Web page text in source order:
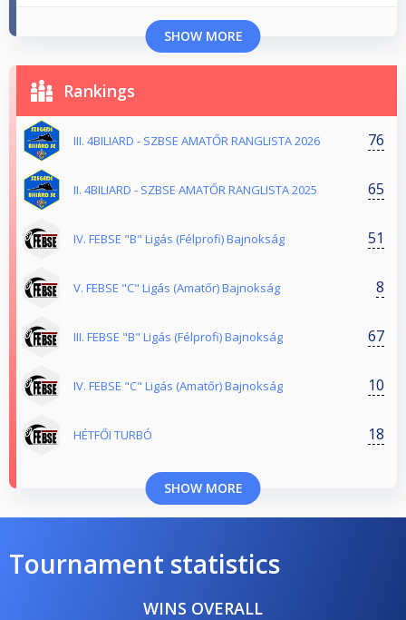
SHOW MORE
Rankings
III. 4BILIARD - SZBSE AMATŐR RANGLISTA 2026 76
II. 4BILIARD - SZBSE AMATŐR RANGLISTA 2025 65
IV. FEBSE "B" Ligás (Félprofi) Bajnokság 51
V. FEBSE "C" Ligás (Amatőr) Bajnokság 8
III. FEBSE "B" Ligás (Félprofi) Bajnokság 67
IV. FEBSE "C" Ligás (Amatőr) Bajnokság 10
HÉTFŐI TURBÓ 18
SHOW MORE
Tournament statistics
WINS OVERALL